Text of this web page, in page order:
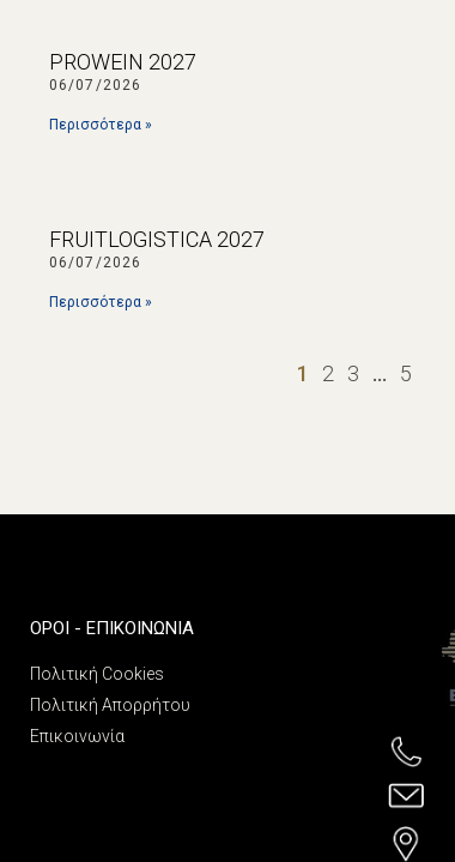
PROWEIN 2027
06/07/2026
Περισσότερα »
FRUITLOGISTICA 2027
06/07/2026
Περισσότερα »
1 2 3 … 5
ΌΡΟΙ - ΕΠΙΚΟΙΝΩΝΊΑ
Πολιτική Cookies
Πολιτική Απορρήτου
Επικοινωνία